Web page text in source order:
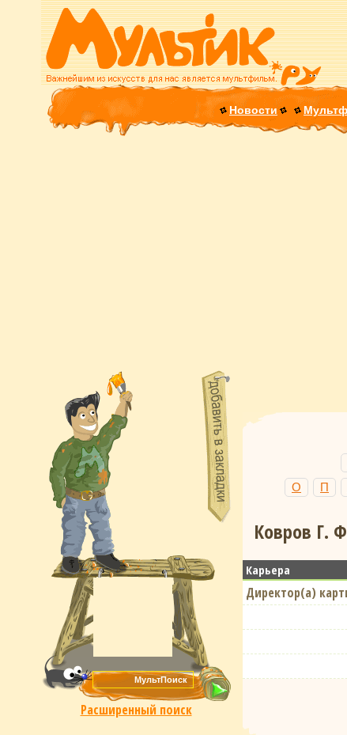
Новости
Расширенный поиск
О
П
Ковров Г.
Карьера
Директор(а)